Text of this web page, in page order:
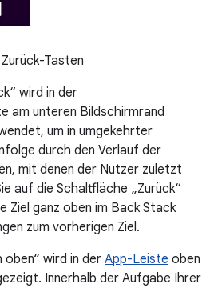
Tasten
wird in der
am unteren Bildschirmrand
um in umgekehrter
durch den Verlauf der
mit denen der Nutzer zuletzt
auf die Schaltfläche „Zurück“
Ziel ganz oben im Back Stack
zum vorherigen Ziel.
wird in der App-Leiste oben
Innerhalb der Aufgabe Ihrer